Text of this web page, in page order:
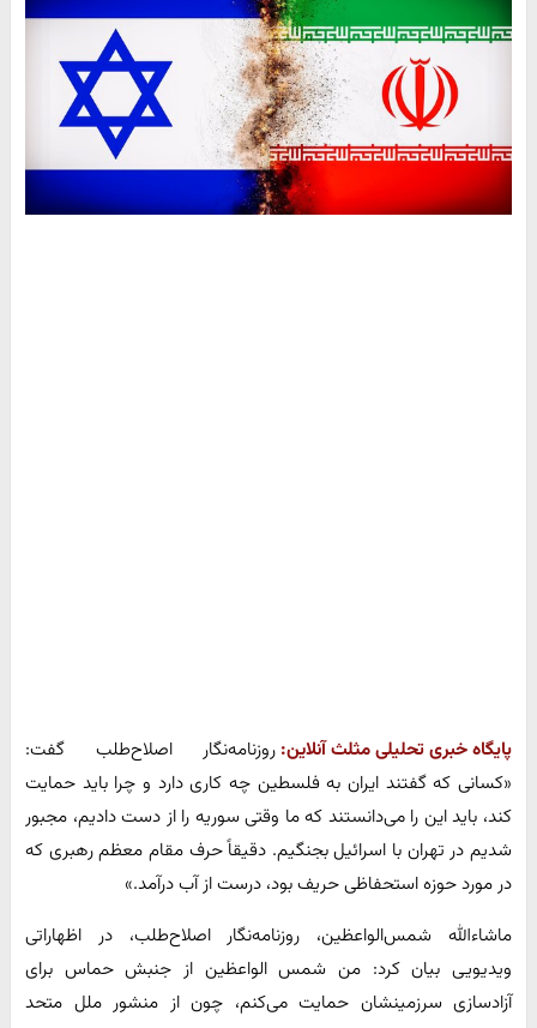
پایگاه خبری تحلیلی مثلث آنلاین: روزنامه‌نگار اصلاح‌طلب گفت:
«کسانی که گفتند ایران به فلسطین چه کاری دارد و چرا باید حمایت
کند، باید این را می‌دانستند که ما وقتی سوریه را از دست دادیم، مجبور
شدیم در تهران با اسرائیل بجنگیم. دقیقاً حرف مقام معظم رهبری که
در مورد حوزه استحفاظی حریف بود، درست از آب درآمد.»
ماشاءالله شمس‌الواعظین، روزنامه‌نگار اصلاح‌طلب، در اظهاراتی
ویدیویی بیان کرد: من شمس الواعظین از جنبش حماس برای
آزادسازی سرزمینشان حمایت می‌کنم، چون از منشور ملل متحد